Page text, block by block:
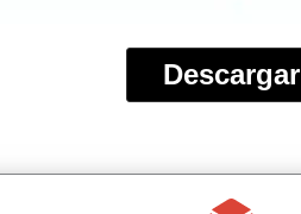
Descargar